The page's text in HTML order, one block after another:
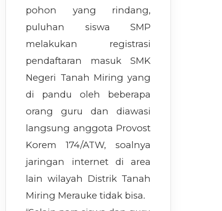
pohon yang rindang,
puluhan siswa SMP
melakukan registrasi
pendaftaran masuk SMK
Negeri Tanah Miring yang
di pandu oleh beberapa
orang guru dan diawasi
langsung anggota Provost
Korem 174/ATW, soalnya
jaringan internet di area
lain wilayah Distrik Tanah
Miring Merauke tidak bisa.